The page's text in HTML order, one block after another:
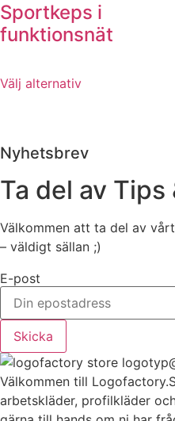
alternativen
kan
produktsidan
Sportkeps i
funktionsnät
Välj alternativ
De
olika
alternativen
kan
produktsidan
Nyhetsbrev
Ta del av Tips
Välkommen att ta del av
– väldigt sällan ;)
E-post
Skicka
Välkommen till
arbetskläder, profilkläder